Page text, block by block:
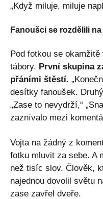
„Když miluje, miluje
Fanoušci se rozdělili
Pod fotkou se
tábory. První skupina
přáními štěstí.
desítky fanoušek.
„Zase to nevydrží,“
zaznívalo mezi
Vojta na žádný z
fotku mluvit za sebe. A
než tisíc slov. Člověk,
najednou dovolil světu
zase zavřel dveře.